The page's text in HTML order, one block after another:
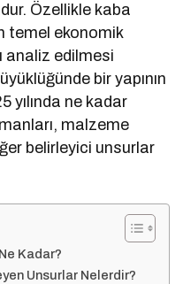
Özellikle kaba
temel ekonomik
analiz edilmesi
bir yapının
yılında ne kadar
malzeme
belirleyici unsurlar
Kadar?
Unsurlar Nelerdir?